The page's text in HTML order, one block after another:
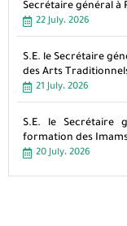
Secrétaire général à
22 July، 2026
S.E. le Secrétaire
des Arts
21 July، 2026
S.E. le Secrétaire
formation des
20 July، 2026